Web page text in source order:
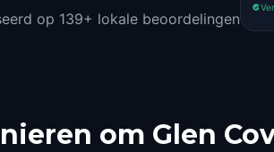
op 139+ lokale beoordelingen
om Glen